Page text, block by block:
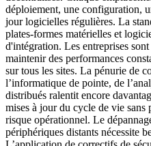
déploiement, une configuration,
jour logicielles régulières. La
plates-formes matérielles et
d'intégration. Les entreprises
maintenir des performances
sur tous les sites. La pénurie de
l’informatique de pointe, de
distribués ralentit encore
mises à jour du cycle de vie sans
risque opérationnel. Le
périphériques distants nécessite